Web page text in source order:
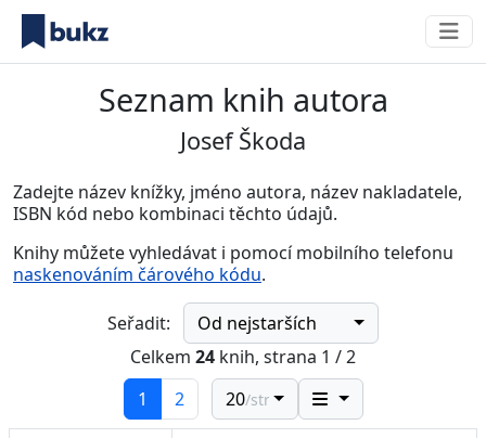
Seznam knih autora
Josef Škoda
Zadejte název knížky, jméno autora, název nakladatele,
ISBN kód nebo kombinaci těchto údajů.
Knihy můžete vyhledávat i pomocí mobilního telefonu
naskenováním čárového kódu.
Seřadit:
Od nejstarších
Celkem 24 knih, strana 1 / 2
1 (current)
2 20/str.